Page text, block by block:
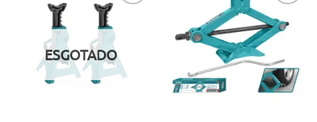
Adicionar
aos meus
desejos
ESGOTADO
Adicionar
aos meus
desejos